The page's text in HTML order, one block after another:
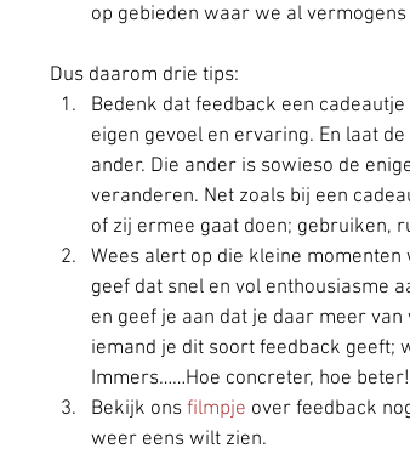
op gebieden waar we al
Dus daarom drie tips:
Bedenk dat feedback een
eigen gevoel en ervaring. En laat
ander. Die ander is sowieso de
veranderen. Net zoals bij een
of zij ermee gaat doen; gebruiken,
Wees alert op die kleine
geef dat snel en vol enthousiasme
en geef je aan dat je daar meer
iemand je dit soort feedback geeft;
Immers……Hoe concreter, hoe beter!
Bekijk ons filmpje over feedback
weer eens wilt zien.